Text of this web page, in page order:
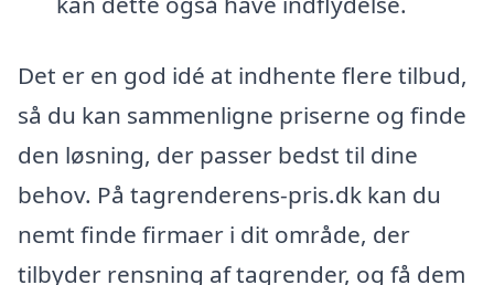
Det er en god idé at indhente flere tilbud,
så du kan sammenligne priserne og finde
den løsning, der passer bedst til dine
behov. På tagrenderens-pris.dk kan du
nemt finde firmaer i dit område, der
tilbyder rensning af tagrender, og få dem